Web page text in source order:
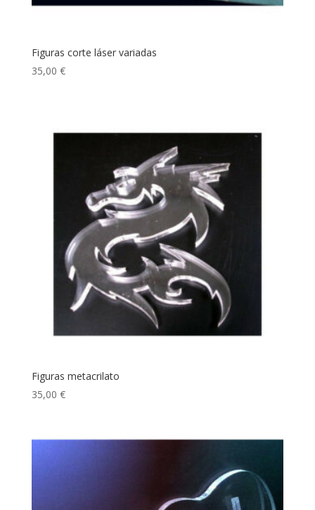
Figuras corte láser variadas
35,00 €
Figuras metacrilato
35,00 €